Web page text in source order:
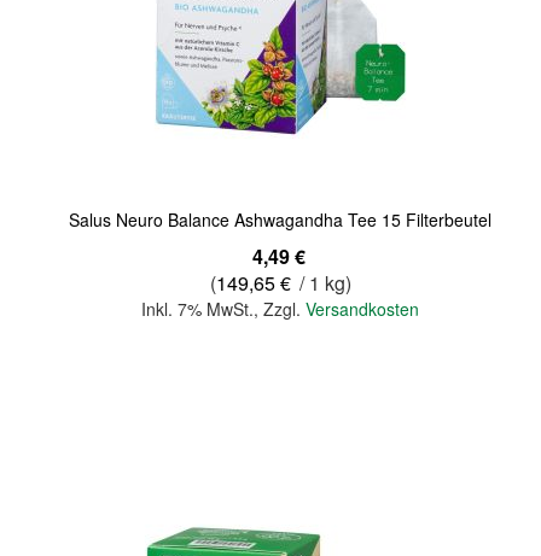
Salus Neuro Balance Ashwagandha Tee 15 Filterbeutel
4,49 €
(149,65 € / 1 kg)
Inkl. 7% MwSt.,Zzgl.Versandkosten